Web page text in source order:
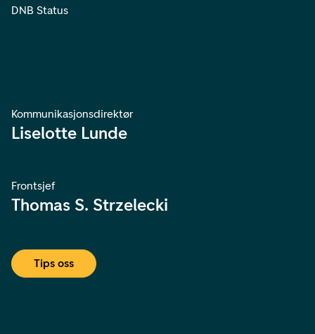
DNB Status
Kommunikasjonsdirektør
Liselotte Lunde
Frontsjef
Thomas S. Strzelecki
Tips oss